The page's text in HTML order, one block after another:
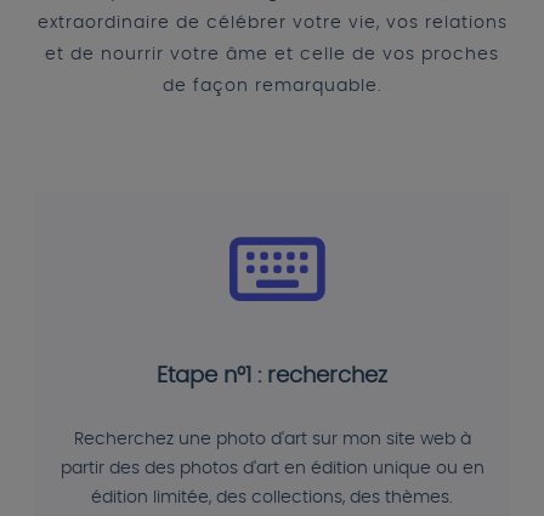
extraordinaire de célébrer votre vie, vos relations
et de nourrir votre âme et celle de vos proches
de façon remarquable.
Etape n°1 : recherchez
Recherchez une photo d'art sur mon site web à
partir des des photos d'art en édition unique ou en
édition limitée, des collections, des thèmes.